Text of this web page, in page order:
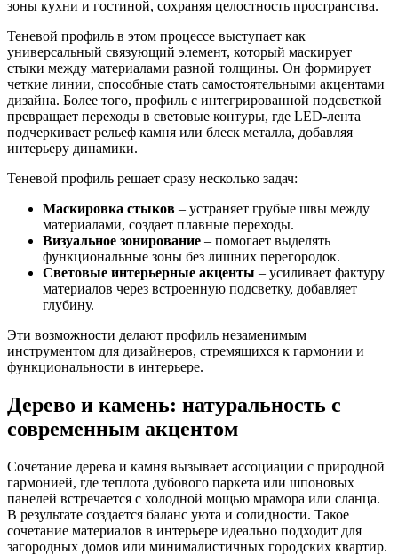
зоны кухни и гостиной, сохраняя целостность пространства.
Теневой профиль в этом процессе выступает как
универсальный связующий элемент, который маскирует
стыки между материалами разной толщины. Он формирует
четкие линии, способные стать самостоятельными акцентами
дизайна. Более того, профиль с интегрированной подсветкой
превращает переходы в световые контуры, где LED-лента
подчеркивает рельеф камня или блеск металла, добавляя
интерьеру динамики.
Теневой профиль решает сразу несколько задач:
Маскировка стыков – устраняет грубые швы между
материалами, создает плавные переходы.
Визуальное зонирование – помогает выделять
функциональные зоны без лишних перегородок.
Световые интерьерные акценты – усиливает фактуру
материалов через встроенную подсветку, добавляет
глубину.
Эти возможности делают профиль незаменимым
инструментом для дизайнеров, стремящихся к гармонии и
функциональности в интерьере.
Дерево и камень: натуральность с
современным акцентом
Сочетание дерева и камня вызывает ассоциации с природной
гармонией, где теплота дубового паркета или шпоновых
панелей встречается с холодной мощью мрамора или сланца.
В результате создается баланс уюта и солидности. Такое
сочетание материалов в интерьере идеально подходит для
загородных домов или минималистичных городских квартир.